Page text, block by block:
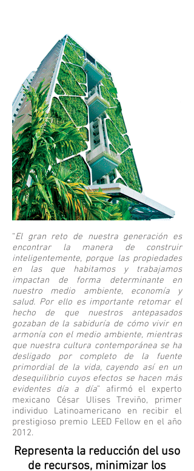
“El gran reto de nuestra generación es
encontrar la manera de construir
inteligentemente, porque las propiedades
en las que habitamos y trabajamos
impactan de forma determinante en
nuestro medio ambiente, economía y
salud. Por ello es importante retomar el
hecho de que nuestros antepasados
gozaban de la sabiduría de cómo vivir en
armonía con el medio ambiente, mientras
que nuestra cultura contemporánea se ha
desligado por completo de la fuente
primordial de la vida, cayendo así en un
desequilibrio cuyos efectos se hacen más
evidentes día a día” afirmó el experto
mexicano César Ulises Treviño, primer
individuo Latinoamericano en recibir el
prestigioso premio LEED Fellow en el año
2012.
Representa la reducción del uso
de recursos, minimizar los